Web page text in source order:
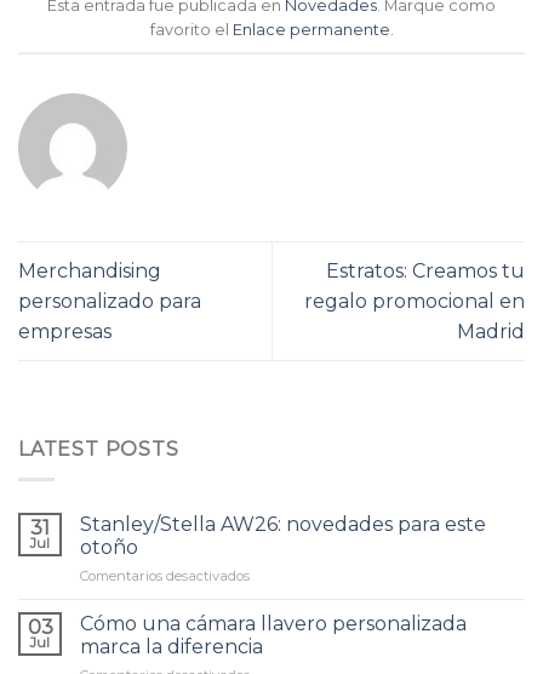
Esta entrada fue publicada en Novedades. Marque como
favorito el Enlace permanente.
Merchandising
personalizado para
empresas
Estratos: Creamos tu
regalo promocional en
Madrid
LATEST POSTS
31
Jul
Stanley/Stella AW26: novedades para este
otoño
Comentarios desactivados
AW26:
novedades
para
03
Jul
Cómo una cámara llavero personalizada
marca la diferencia